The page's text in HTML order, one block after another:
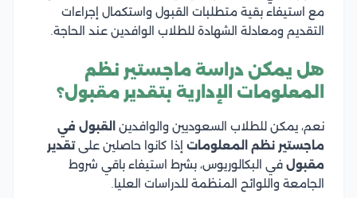
مع استيفاء بقية متطلبات القبول واستكمال إجراءات
التقديم ومعادلة الشهادة للطلاب الوافدين عند الحاجة.
هل يمكن دراسة ماجستير نظم
المعلومات الإدارية بتقدير مقبول؟
نعم، يمكن للطلاب السعوديين والوافدين
القبول في
ماجستير نظم المعلومات إذا كانوا حاصلين علىتقدير
مقبول في البكالوريوس، بشرط استيفاء باقي شروط
الجامعة واللوائح المنظمة للدراسات العليا.